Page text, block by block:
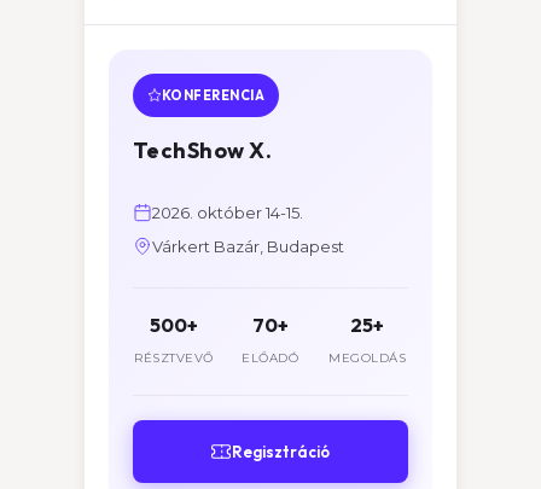
KONFERENCIA
TechShow X.
2026. október 14-15.
Várkert Bazár, Budapest
500+
RÉSZTVEVŐ
70+
ELŐADÓ
25+
MEGOLDÁS
Regisztráció